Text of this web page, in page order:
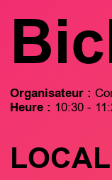
Organisateur :
Heure : 10:30 -